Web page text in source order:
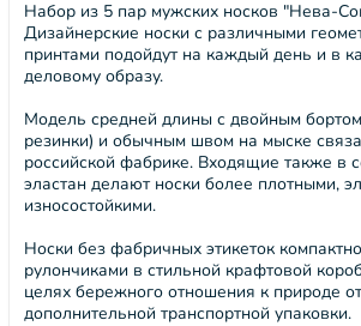
Набор из 5 пар мужских носков "Нева-
Дизайнерские носки с различными
принтами подойдут на каждый день и в
деловому образу.
Модель средней длины с двойным
резинки) и обычным швом на мыске
российской фабрике. Входящие также в
эластан делают носки более плотными,
износостойкими.
Носки без фабричных этикеток
рулончиками в стильной крафтовой
целях бережного отношения к природе
дополнительной транспортной упаковки.